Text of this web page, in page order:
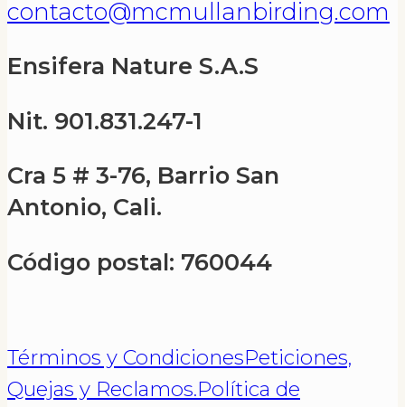
contacto@mcmullanbirding.com
Ensifera Nature S.A.S
Nit. 901.831.247-1
Cra 5 # 3-76, Barrio San
Antonio, Cali.
Código postal: 760044
Términos y CondicionesPeticiones,
Quejas y Reclamos.Política de